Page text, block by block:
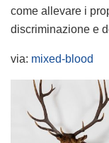
come allevare i
discriminazione e
via: mixed-blood